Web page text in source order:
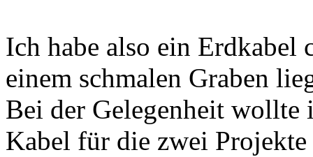
Ich habe also ein
einem schmalen Graben
Bei der Gelegenheit
Kabel für die zwei